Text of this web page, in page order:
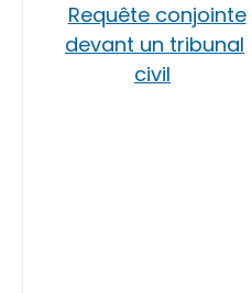
Requête conjointe
devant un tribunal
civil